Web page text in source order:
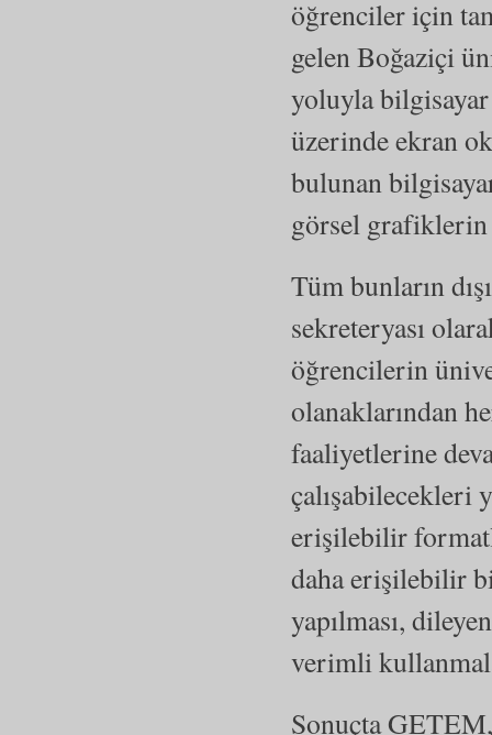
öğrenciler için
gelen Boğaziçi
yoluyla
üzerinde ekran
bulunan
görsel grafiklerin
Tüm bunların
sekreteryası
öğrencilerin
olanaklarından
faaliyetlerine
çalışabilecekleri
erişilebilir
daha erişilebilir
yapılması,
verimli
Sonuçta